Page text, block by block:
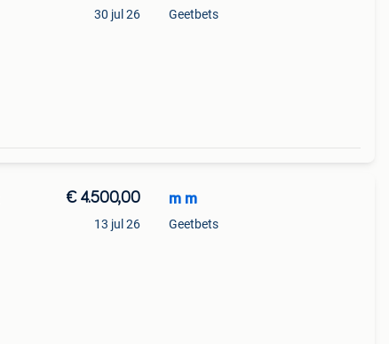
30 jul 26 Geetbets
€ 4.500,00
13 jul 26
m m
Geetbets